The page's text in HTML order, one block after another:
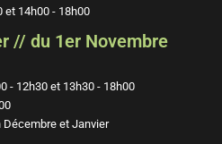
et 14h00 - 18h00
// du 1er Novembre
- 12h30 et 13h30 - 18h00
et Janvier